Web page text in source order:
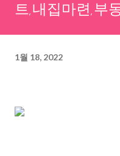
트,내집마련,부
1월 18, 2022